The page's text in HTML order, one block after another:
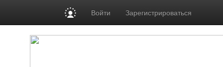
Войти Зарегистрироваться